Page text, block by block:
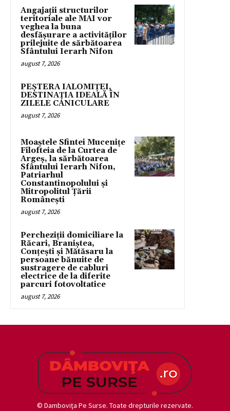
Angajații structurilor
teritoriale ale MAI vor
veghea la buna
desfășurare a activităților
prilejuite de sărbătoarea
Sfântului Ierarh Nifon
august 7, 2026
PEȘTERA IALOMIȚEI,
DESTINAȚIA IDEALĂ ÎN
ZILELE CANICULARE
august 7, 2026
Moaștele Sfintei Mucenițe
Filofteia de la Curtea de
Argeș, la sărbătoarea
Sfântului Ierarh Nifon,
Patriarhul
Constantinopolului și
Mitropolitul Țării
Românești
august 7, 2026
Percheziții domiciliare la
Răcari, Braniștea,
Conțești și Mătăsaru la
persoane bănuite de
sustragere de cabluri
electrice de la diferite
parcuri fotovoltatice
august 7, 2026
© Damboviţa Pe Surse. Toate drepturile rezervate.